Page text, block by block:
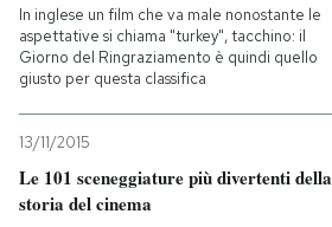
In inglese un film che va male nonostante le
aspettative si chiama "turkey", tacchino: il
Giorno del Ringraziamento è quindi quello
giusto per questa classifica
13/11/2015
Le 101 sceneggiature più divertenti della
storia del cinema